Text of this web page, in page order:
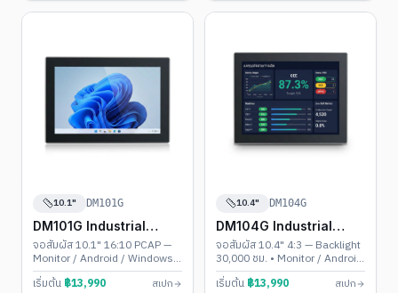
10.1" DM101G
DM101G Industrial
Touch PC
จอสัมผัส 10.1" 16:10 PCAP —
Monitor / Android / Windows •
รองรับ 1920×1200
เริ่มต้น ฿13,990 สเปก
10.4" DM104G
DM104G Industrial
Touch PC
จอสัมผัส 10.4" 4:3 — Backlight
30,000 ชม. • Monitor / Android
/ Windows
เริ่มต้น ฿13,990 สเปก